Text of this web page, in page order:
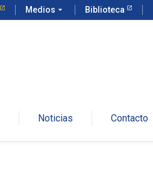
Medios arrow_drop_down Biblioteca
Noticias Contacto